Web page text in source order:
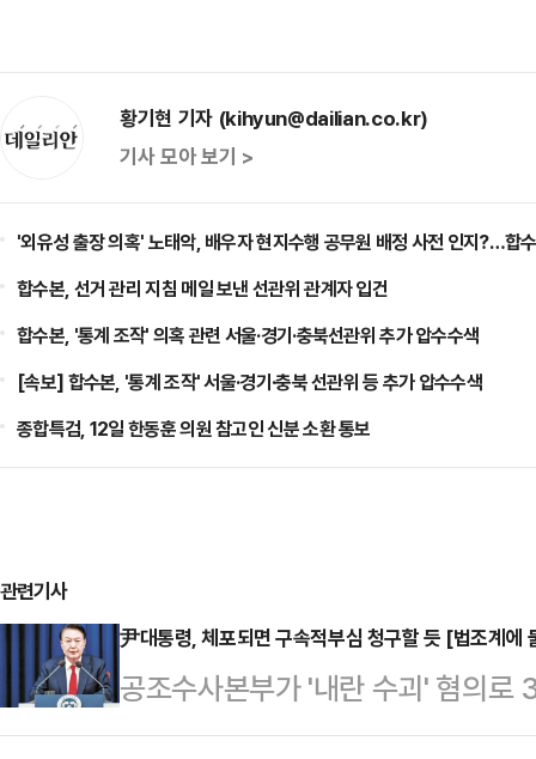
황기현 기자 (kihyun@dailian.co.kr)
기사 모아 보기 >
'외유성 출장 의혹' 노태악, 배우자 현지수행 공무원 배정 사전 인지?…합
합수본, 선거 관리 지침 메일 보낸 선관위 관계자 입건
합수본, '통계 조작' 의혹 관련 서울·경기·충북선관위 추가 압수수색
[속보] 합수본, '통계 조작' 서울·경기·충북 선관위 등 추가 압수수색
종합특검, 12일 한동훈 의원 참고인 신분 소환 통보
관련기사
尹대통령, 체포되면 구속적부심 청구할 듯 [법조계
공조수사본부가 '내란 수괴' 혐의로
령에 대한 체포영장을 30일 청구했